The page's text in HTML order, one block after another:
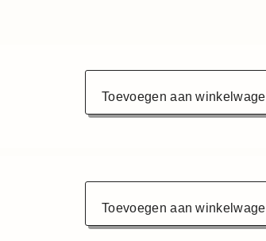
Toevoegen aan
Toevoegen aan